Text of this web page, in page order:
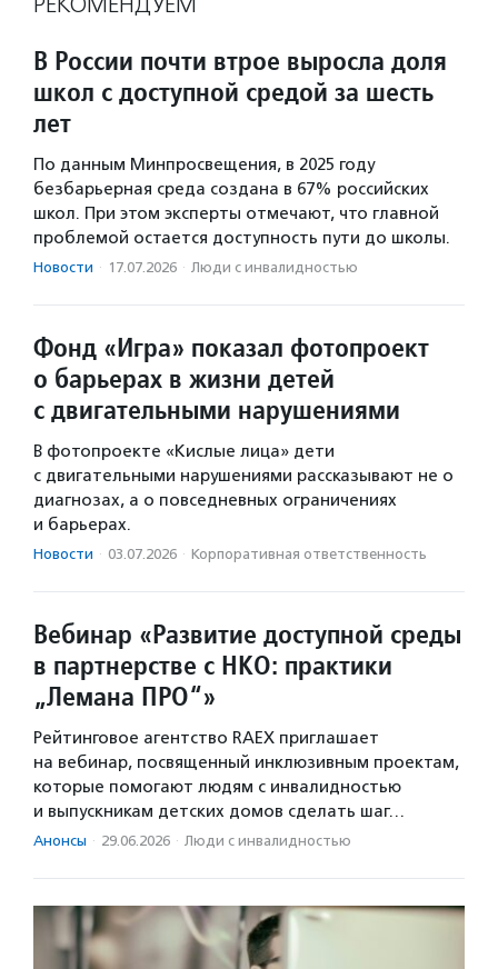
В России почти втрое выросла доля
школ с доступной средой за шесть
лет
По данным Минпросвещения, в 2025 году
безбарьерная среда создана в 67% российских
школ. При этом эксперты отмечают, что главной
проблемой остается доступность пути до школы.
Новости · 17.07.2026 · Люди с инвалидностью
Фонд «Игра» показал фотопроект
о барьерах в жизни детей
с двигательными нарушениями
В фотопроекте «Кислые лица» дети
с двигательными нарушениями рассказывают не о
диагнозах, а о повседневных ограничениях
и барьерах.
Новости · 03.07.2026 · Корпоративная ответственность
Вебинар «Развитие доступной среды
в партнерстве с НКО: практики
„Лемана ПРО“»
Рейтинговое агентство RAEX приглашает
на вебинар, посвященный инклюзивным проектам,
которые помогают людям с инвалидностью
и выпускникам детских домов сделать шаг…
Анонсы · 29.06.2026 · Люди с инвалидностью